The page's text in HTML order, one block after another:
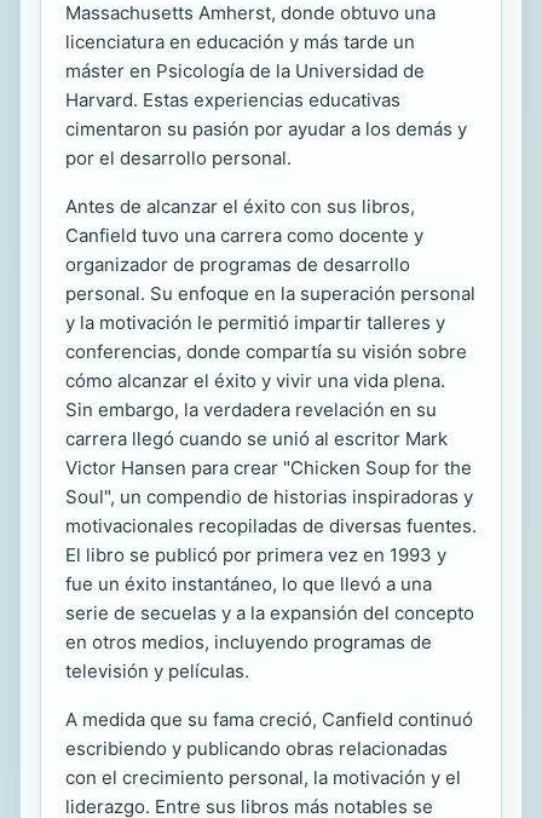
Massachusetts Amherst, donde obtuvo una
licenciatura en educación y más tarde un
máster en Psicología de la Universidad de
Harvard. Estas experiencias educativas
cimentaron su pasión por ayudar a los demás y
por el desarrollo personal.
Antes de alcanzar el éxito con sus libros,
Canfield tuvo una carrera como docente y
organizador de programas de desarrollo
personal. Su enfoque en la superación personal
y la motivación le permitió impartir talleres y
conferencias, donde compartía su visión sobre
cómo alcanzar el éxito y vivir una vida plena.
Sin embargo, la verdadera revelación en su
carrera llegó cuando se unió al escritor Mark
Victor Hansen para crear "Chicken Soup for the
Soul", un compendio de historias inspiradoras y
motivacionales recopiladas de diversas fuentes.
El libro se publicó por primera vez en 1993 y
fue un éxito instantáneo, lo que llevó a una
serie de secuelas y a la expansión del concepto
en otros medios, incluyendo programas de
televisión y películas.
A medida que su fama creció, Canfield continuó
escribiendo y publicando obras relacionadas
con el crecimiento personal, la motivación y el
liderazgo. Entre sus libros más notables se